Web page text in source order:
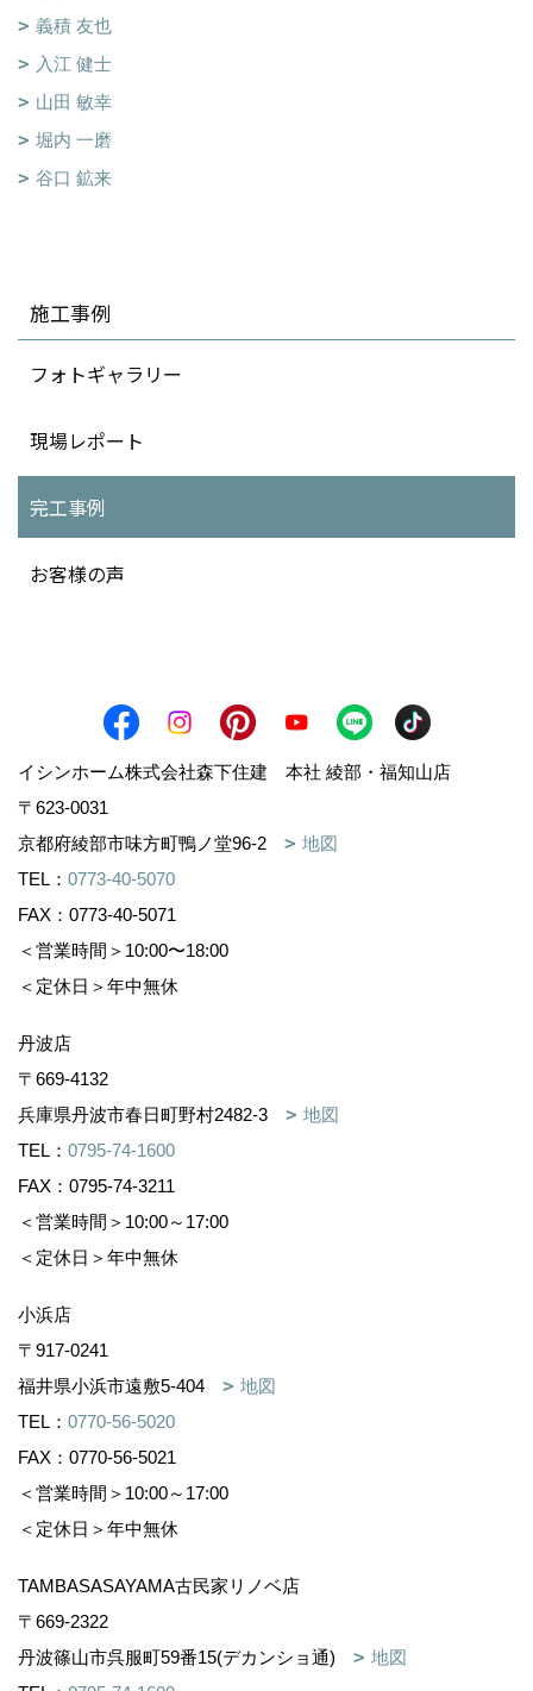
義積 友也
入江 健士
山田 敏幸
堀内 一磨
谷口 鉱来
施工事例
フォトギャラリー
現場レポート
完工事例
お客様の声
イシンホーム株式会社森下住建 本社 綾部・福知山店
〒623-0031
京都府綾部市味方町鴨ノ堂96-2
地図
TEL： 0773-40-5070
FAX：0773-40-5071
＜営業時間＞10:00〜18:00
＜定休日＞年中無休
丹波店
〒669-4132
兵庫県丹波市春日町野村2482-3
地図
TEL： 0795-74-1600
FAX：0795-74-3211
＜営業時間＞10:00～17:00
＜定休日＞年中無休
小浜店
〒917-0241
福井県小浜市遠敷5-404
地図
TEL： 0770-56-5020
FAX：0770-56-5021
＜営業時間＞10:00～17:00
＜定休日＞年中無休
TAMBASASAYAMA古民家リノベ店
〒669-2322
丹波篠山市呉服町59番15(デカンショ通)
地図